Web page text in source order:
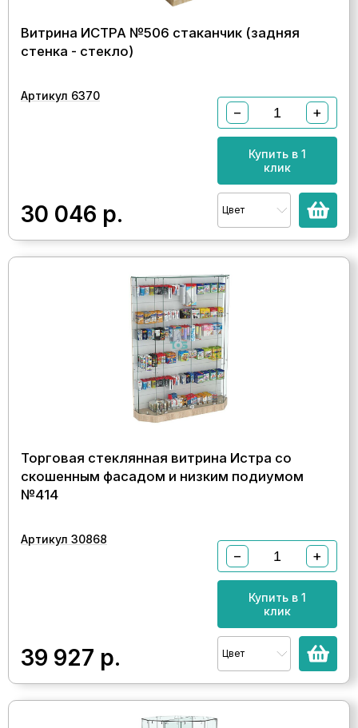
Витрина ИСТРА №506 стаканчик (задняя
стенка - стекло)
Артикул 6370
30 046 р.
− +
Купить в 1
клик
Цвет
Торговая стеклянная витрина Истра со
скошенным фасадом и низким подиумом
№414
Артикул 30868
39 927 р.
− +
Купить в 1
клик
Цвет